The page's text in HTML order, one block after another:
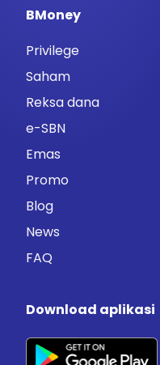
BMoney
Privilege
Saham
Reksa dana
e-SBN
Emas
Promo
Blog
News
FAQ
Download aplikasi